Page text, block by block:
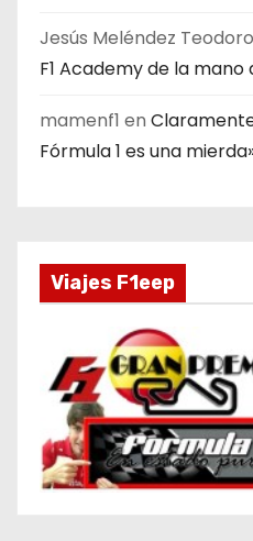
Jesús Meléndez Teodoro
F1 Academy de la
mamenf1 en
Fórmula 1 es una
Viajes F1eep